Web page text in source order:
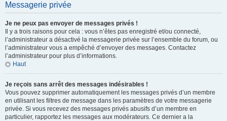
Messagerie privée
Je ne peux pas envoyer de messages privés !
Il y a trois raisons pour cela : vous n’êtes pas enregistré et/ou connecté,
l’administrateur a désactivé la messagerie privée sur l’ensemble du forum, ou
l’administrateur vous a empêché d’envoyer des messages. Contactez
l’administrateur pour plus d’informations.
Haut
Je reçois sans arrêt des messages indésirables !
Vous pouvez supprimer automatiquement les messages privés d’un membre
en utilisant les filtres de message dans les paramètres de votre messagerie
privée. Si vous recevez des messages privés abusifs d’un membre en
particulier, rapportez les messages aux modérateurs. Ce dernier a la